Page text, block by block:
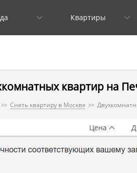
Квартиры
квартир на
Снять квартиру в Москве
Цена